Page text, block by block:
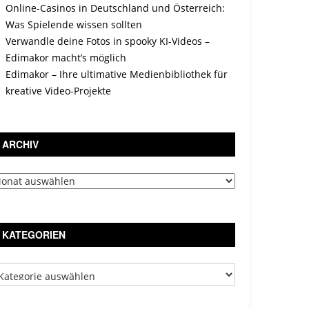
Online-Casinos in Deutschland und Österreich:
Was Spielende wissen sollten
Verwandle deine Fotos in spooky KI-Videos –
Edimakor macht’s möglich
Edimakor – Ihre ultimative Medienbibliothek für
kreative Video-Projekte
ARCHIV
KATEGORIEN